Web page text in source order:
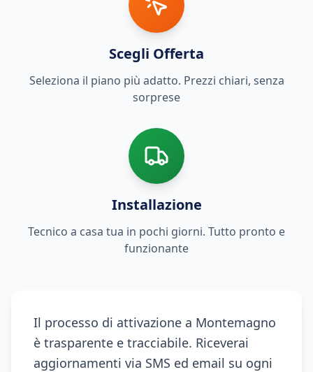
Scegli Offerta
Seleziona il piano più adatto. Prezzi chiari, senza
sorprese
Installazione
Tecnico a casa tua in pochi giorni. Tutto pronto e
funzionante
Il processo di attivazione a Montemagno
è trasparente e tracciabile. Riceverai
aggiornamenti via SMS ed email su ogni